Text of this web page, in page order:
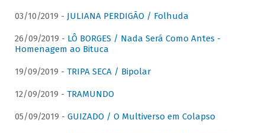
03/10/2019 - JULIANA PERDIGÃO / Folhuda
26/09/2019 - LÔ BORGES / Nada Será Como Antes -
Homenagem ao Bituca
19/09/2019 - TRIPA SECA / Bipolar
12/09/2019 - TRAMUNDO
05/09/2019 - GUIZADO / O Multiverso em Colapso